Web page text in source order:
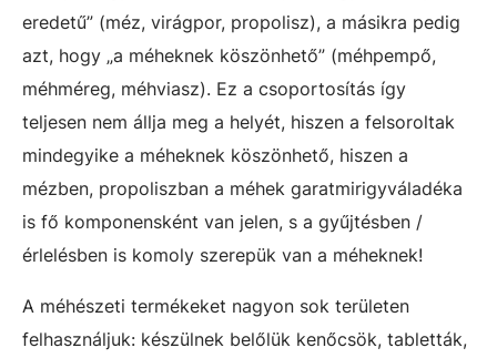
eredetű” (méz, virágpor, propolisz), a másikra pedig
azt, hogy „a méheknek köszönhető” (méhpempő,
méhméreg, méhviasz). Ez a csoportosítás így
teljesen nem állja meg a helyét, hiszen a felsoroltak
mindegyike a méheknek köszönhető, hiszen a
mézben, propoliszban a méhek garatmirigyváladéka
is fő komponensként van jelen, s a gyűjtésben /
érlelésben is komoly szerepük van a méheknek!
A méhészeti termékeket nagyon sok területen
felhasználjuk: készülnek belőlük kenőcsök, tabletták,